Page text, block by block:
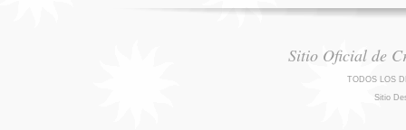
Sitio Oficial de
TODOS LOS
Sitio